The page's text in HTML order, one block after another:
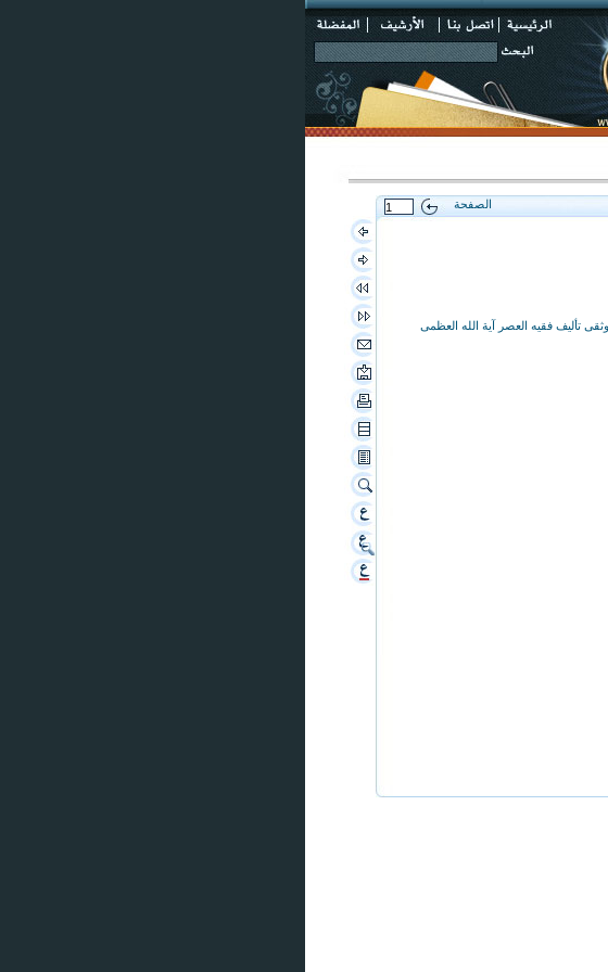
الصفحة
تأليف فقيه العصر آية الله العظمى